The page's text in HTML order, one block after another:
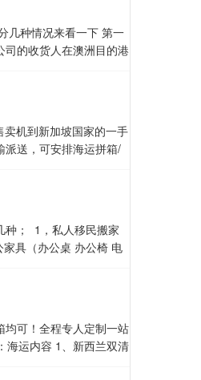
人的签证、详细地址、
然说澳洲规定物品必须
会拆去原来的包装，在用
物品是每票必查，但不
会判定是的，这时候被
如果你只是采购一些床
面的家具：床、床头
询，此外，如果有与
际搬家周期是多久呢？
；中国到澳洲阿德莱德
订舱，订舱完成后，国
装材料和工具，为你托
材料及《装箱清单》进行
派送上门。
检疫部门具有非常大的
2、加拿大全国的电压是
围较宽的，比如目前市
藏品，玩具，衣服，书
致电Queenie，您们的
提货（提货费实报实
包、装卸等服务；3、
际提供全方位服务。无
货物报关通关效率和问
拣，当天安排送货，灵
运输前后手续简单1、
条龙服务；2、发货人
箱的卸货、分拣及派
流程：
1、我司将货物
要打好包装（注意告诉
业务员名字。并在收货
仓。货物到齐后，会和
供财务算好的费用明
成，国外车队同事会联
障碍，选择我司国际
货到家！
拿大可到达港口城市：
） 渥太华
货毛重22T / 可装
过1立方按实际立方数
费；
注意：海运报
可签订运输合同） 4. 订
关递交全套单据，海关
关时候是用收货人名
会安排人手随车服
运的东西很杂，除了大
，饰品等。 （3 ） 其中
税啦。但是有一点特
几种情况来看一下 第一
司的收货人在澳洲目的港
门到门运输。
高，通常体积会在22
口优势货物 家具、行
鞋子、包包、行李、玩
）；
收货人资料（姓名、电
险申报、目的港海关清
包装完成后，酷美将全
内派送上门） （2）：广
派送上门） （3）：广
机到新加坡国家的一手
派送，可安排海运拼箱/
柜、测量、打包。
机海运到新加坡整柜可
加坡港双清派送到门。
为12.04米X2.34米
。微信/WhatsApp：
；
1，私人移民搬家
具（办公桌 办公椅 电
全境送货到门。货交
的合作，可上门打包，
货过来需要有我司唛
均可！全程专人定制一站
海运内容 1、新西兰双清